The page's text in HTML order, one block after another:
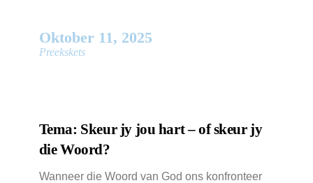
Oktober 11, 2025
Preekskets
Tema: Skeur jy jou hart – of skeur jy
die Woord?
Wanneer die Woord van God ons konfronteer